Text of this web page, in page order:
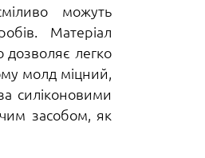
можуть
Матеріал
дозволяє легко
молд міцний,
силіконовими
засобом, як